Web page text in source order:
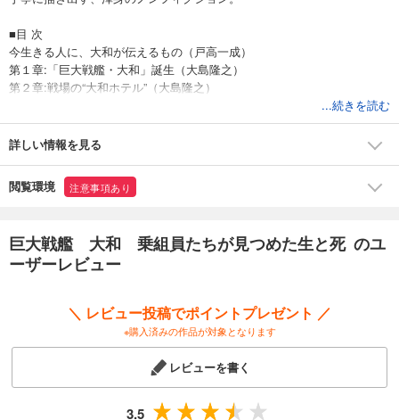
■目 次
今生きる人に、大和が伝えるもの（戸高一成）
第１章:「巨大戦艦・大和」誕生（大島隆之）
第２章:戦場の“大和ホテル”（大島隆之）
第４章:沖縄特攻下命と「死ニ方用意」（伊東亜由美）
第５章:戦艦大和の最期（伊東亜由美）
第７章:大和乗組員たちの戦後（伊東亜由美）
第８章: 遺族たちの戦後（大島隆之）
...続きを読む
詳しい情報を見る
閲覧環境 注意事項あり
巨大戦艦 大和 乗組員たちが見つめた生と死 のユ
ーザーレビュー
＼ レビュー投稿でポイントプレゼント ／
※購入済みの作品が対象となります
レビューを書く
3.5